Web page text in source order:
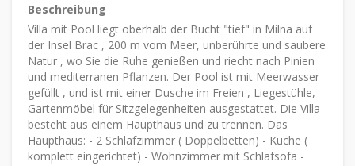
Beschreibung
Villa mit Pool liegt oberhalb der Bucht "tief" in Milna auf
der Insel Brac , 200 m vom Meer, unberührte und saubere
Natur , wo Sie die Ruhe genießen und riecht nach Pinien
und mediterranen Pflanzen. Der Pool ist mit Meerwasser
gefüllt , und ist mit einer Dusche im Freien , Liegestühle,
Gartenmöbel für Sitzgelegenheiten ausgestattet. Die Villa
besteht aus einem Haupthaus und zu trennen. Das
Haupthaus: - 2 Schlafzimmer ( Doppelbetten) - Küche (
komplett eingerichtet) - Wohnzimmer mit Schlafsofa -